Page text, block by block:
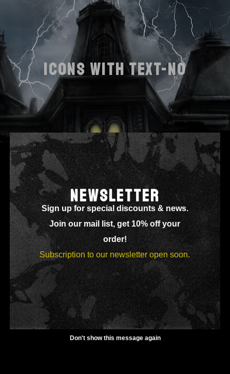
NEWSLETTER
Sign up for special discounts & news.
Join our mail list, get 10% off your
order!
Subscription to our newsletter open soon.
Don't show this message again
ICONS WITH TEXT-NO
Snakepit comes with 12 Icon Packs
(1000+ icons including 100+ social
icons)